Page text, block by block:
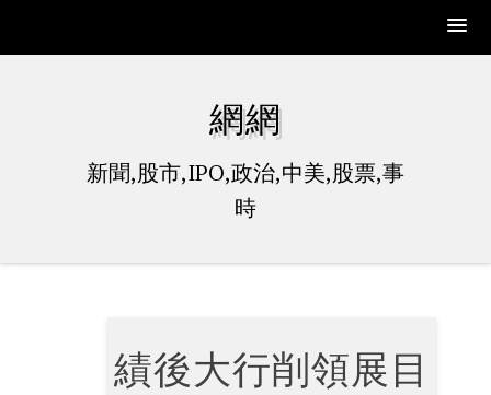
網網
新聞,股市,IPO,政治,中美,股票,事
時
績後大行削領展目